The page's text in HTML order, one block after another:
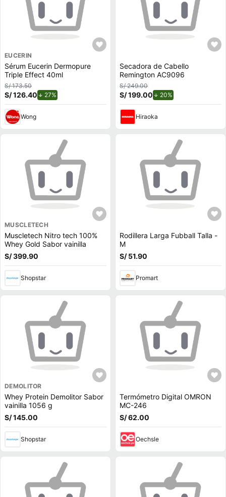
EUCERIN
Sérum Eucerin Dermopure
Triple Effect 40ml
S/ 173.50
S/ 126.40 27%
Wong
Secadora de Cabello
Remington AC9096
S/ 249.00
S/ 199.00 20%
Hiraoka
MUSCLETECH
Muscletech Nitro tech 100%
Whey Gold Sabor vainilla
S/ 399.90
Shopstar
Rodillera Larga Fubball Talla -
M
S/ 51.90
Promart
DEMOLITOR
Whey Protein Demolitor Sabor
vainilla 1056 g
S/ 145.00
Shopstar
Termómetro Digital OMRON
MC-246
S/ 62.00
Oechsle